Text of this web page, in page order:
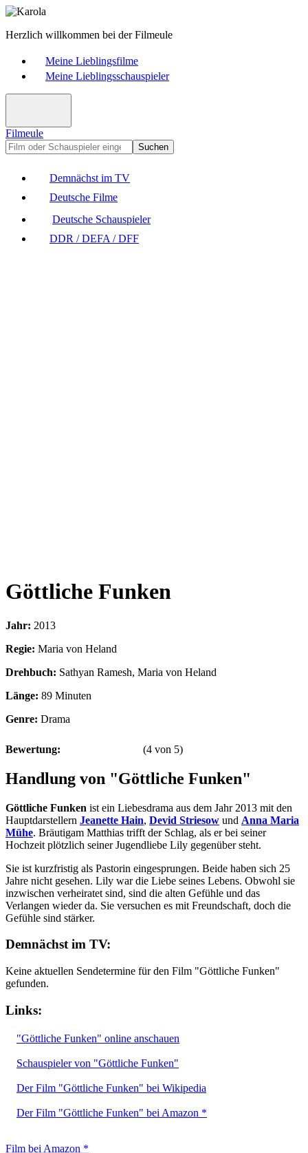
Herzlich willkommen bei der Filmeule
Meine Lieblingsfilme
Meine Lieblingsschauspieler
Filmeule
Suchen
Demnächst im TV
Deutsche Filme
Deutsche Schauspieler
DDR / DEFA / DFF
Göttliche Funken
Jahr: 2013
Regie: Maria von Heland
Drehbuch: Sathyan Ramesh, Maria von Heland
Länge: 89 Minuten
Genre: Drama
Bewertung: (4 von 5)
Handlung von "Göttliche Funken"
Göttliche Funken ist ein Liebesdrama aus dem Jahr 2013 mit den
Hauptdarstellern Jeanette Hain, Devid Striesow und Anna Maria
Mühe. Bräutigam Matthias trifft der Schlag, als er bei seiner
Hochzeit plötzlich seiner Jugendliebe Lily gegenüber steht.
Sie ist kurzfristig als Pastorin eingesprungen. Beide haben sich 25
Jahre nicht gesehen. Lily war die Liebe seines Lebens. Obwohl sie
inzwischen verheiratet sind, sind die alten Gefühle und das
Verlangen wieder da. Sie versuchen es mit Freundschaft, doch die
Gefühle sind stärker.
Demnächst im TV:
Keine aktuellen Sendetermine für den Film "Göttliche Funken"
gefunden.
Links:
"Göttliche Funken" online anschauen
Schauspieler von "Göttliche Funken"
Der Film "Göttliche Funken" bei Wikipedia
Der Film "Göttliche Funken" bei Amazon *
Film bei Amazon *